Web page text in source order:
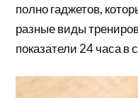
полно гаджетов,
разные виды
показатели 24 часа в